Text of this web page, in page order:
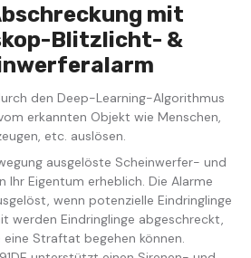
mit
Blitzlicht- &
den Deep-Learning-Algorithmus
erkannten Objekt wie Menschen,
etc. auslösen.
ausgelöste Scheinwerfer- und
Ihr Eigentum erheblich. Die Alarme
wenn potenzielle Eindringlinge
werden Eindringlinge abgeschreckt,
Straftat begehen können.